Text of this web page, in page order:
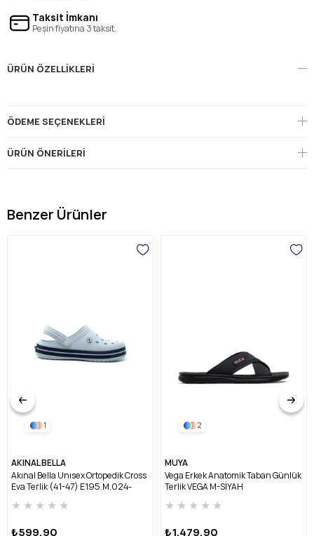
Taksit İmkanı
Peşin fiyatına 3 taksit.
ÜRÜN ÖZELLIKLERI
ÖDEME SEÇENEKLERI
ÜRÜN ÖNERILERI
Benzer Ürünler
1
AKINAL BELLA
Akınal Bella Unısex Ortopedik Cross
Eva Terlik (41-47) E195.M.024-
★ ★ ★ ★ ★
₺599,90
2
MUYA
Vega Erkek Anatomik Taban Günlük
Terlik VEGA M-SİYAH
★ ★ ★ ★ ★
₺1.479,90